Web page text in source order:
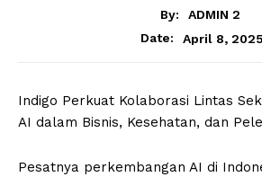
By:
ADMIN 2
Date:
April 8, 2025
Indigo Perkuat Kolaborasi Lintas
AI dalam Bisnis, Kesehatan, dan
Pesatnya perkembangan AI di